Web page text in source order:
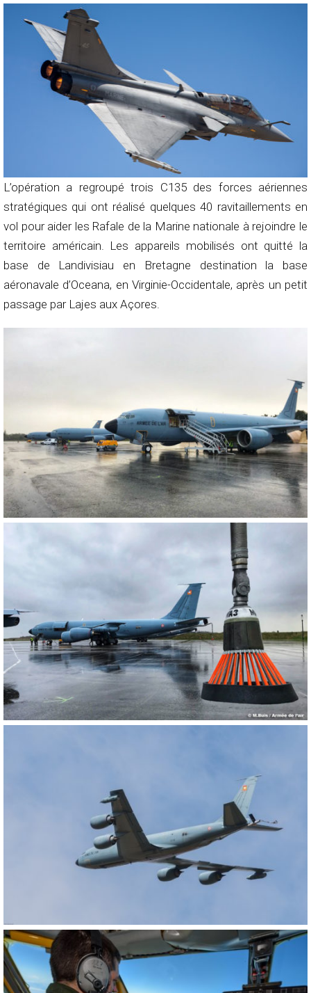
L’opération a regroupé trois C135 des forces aériennes
stratégiques qui ont réalisé quelques 40 ravitaillements en
vol pour aider les Rafale de la Marine nationale à rejoindre le
territoire américain. Les appareils mobilisés ont quitté la
base de Landivisiau en Bretagne destination la base
aéronavale d’Oceana, en Virginie-Occidentale, après un petit
passage par Lajes aux Açores.